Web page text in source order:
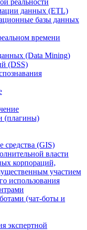
реальности
данных (ETL)
базы данных
времени
(Data Mining)
(DSS)
(плагины)
(GIS)
власти
корпораций,
участием
использования
(чат-боты и
экспертной